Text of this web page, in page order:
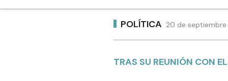
POLÍTICA 20 de
TRAS SU REUNIÓN CON